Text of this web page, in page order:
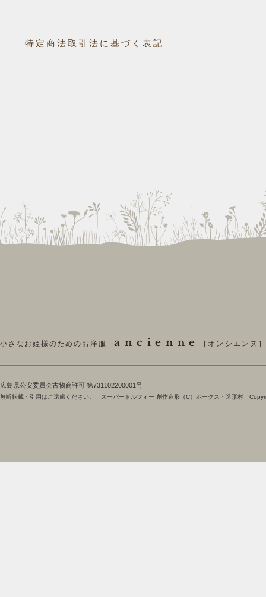
特定商法取引法に基づく表記
小さなお姫様のためのお洋服 ancienne ［オンシエンヌ
​広島県公安委員会古物商許可 第731102200001号
無断転載・引用はご遠慮ください。 スーパードルフィー 創作造形（C）ボークス・造形村